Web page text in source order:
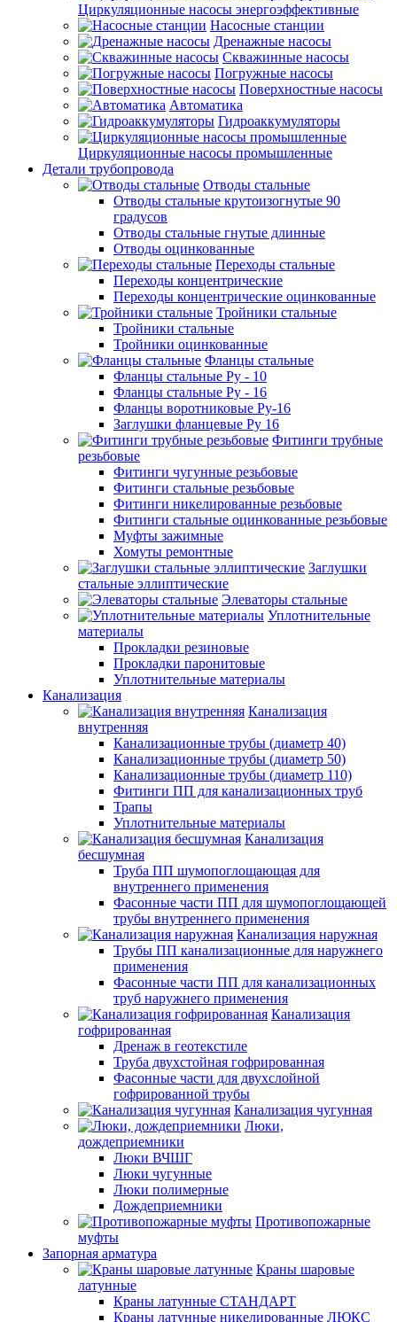
Циркуляционные насосы энергоэффективные
Насосные станции
Дренажные насосы
Скважинные насосы
Погружные насосы
Поверхностные насосы
Автоматика
Гидроаккумуляторы
Циркуляционные насосы промышленные
Детали трубопровода
Отводы стальные
Отводы стальные крутоизогнутые 90
градусов
Отводы стальные гнутые длинные
Отводы оцинкованные
Переходы стальные
Переходы концентрические
Переходы концентрические оцинкованные
Тройники стальные
Тройники стальные
Тройники оцинкованные
Фланцы стальные
Фланцы стальные Ру - 10
Фланцы стальные Ру - 16
Фланцы воротниковые Ру-16
Заглушки фланцевые Ру 16
Фитинги трубные
резьбовые
Фитинги чугунные резьбовые
Фитинги стальные резьбовые
Фитинги никелированные резьбовые
Фитинги стальные оцинкованные резьбовые
Муфты зажимные
Хомуты ремонтные
Заглушки
стальные эллиптические
Элеваторы стальные
Уплотнительные
материалы
Прокладки резиновые
Прокладки паронитовые
Уплотнительные материалы
Канализация
Канализация
внутренняя
Канализационные трубы (диаметр 40)
Канализационные трубы (диаметр 50)
Канализационные трубы (диаметр 110)
Фитинги ПП для канализационных труб
Трапы
Уплотнительные материалы
Канализация
бесшумная
Труба ПП шумопоглощающая для
внутреннего применения
Фасонные части ПП для шумопоглощающей
трубы внутреннего применения
Канализация наружная
Трубы ПП канализационные для наружнего
применения
Фасонные части ПП для канализационных
труб наружнего применения
Канализация
гофрированная
Дренаж в геотекстиле
Труба двухстойная гофрированная
Фасонные части для двухслойной
гофрированной трубы
Канализация чугунная
Люки,
дождеприемники
Люки ВЧШГ
Люки чугунные
Люки полимерные
Дождеприемники
Противопожарные
муфты
Запорная арматура
Краны шаровые
латунные
Краны латунные СТАНДАРТ
Краны латунные никелированные ЛЮКС